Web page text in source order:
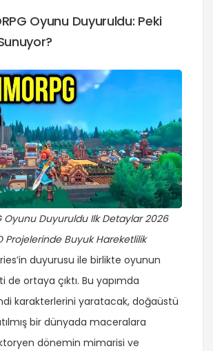
Oyunu Duyuruldu: Peki
Oyunu Duyuruldu Ilk Detaylar 2026
Projelerinde Buyuk Hareketlilik
duyurusu ile birlikte oyunun
de ortaya çıktı. Bu yapımda
karakterlerini yaratacak, doğaüstü
bir dünyada maceralara
dönemin mimarisi ve